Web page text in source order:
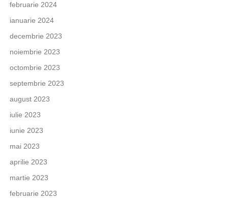
februarie 2024
ianuarie 2024
decembrie 2023
noiembrie 2023
octombrie 2023
septembrie 2023
august 2023
iulie 2023
iunie 2023
mai 2023
aprilie 2023
martie 2023
februarie 2023